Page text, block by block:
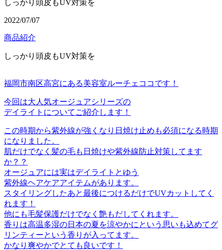
しっかり頭皮もUV対策を
2022/07/07
商品紹介
しっかり頭皮もUV対策を
福岡市南区高宮にある美容室ルーチェココです！
今回は大人気オージュアシリーズの
デイライトについてご紹介します！
この時期から紫外線が強くなり日焼け止めも必須になる時期
になりました。
肌だけでなく髪の毛も日焼けや紫外線防止対策してます
か？？
オージュアには実はデイライトとゆう
紫外線ヘアケアアイテムがあります。
スタイリングしたあと最後につけるだけでUVカットしてく
れます！
他にも毛髪保護だけでなく艶もだしてくれます。
香りは高温多湿の日本の夏を涼やかにという思いも込めてグ
リンティーという香りが入ってます。
かなり爽やかでとても良いです！